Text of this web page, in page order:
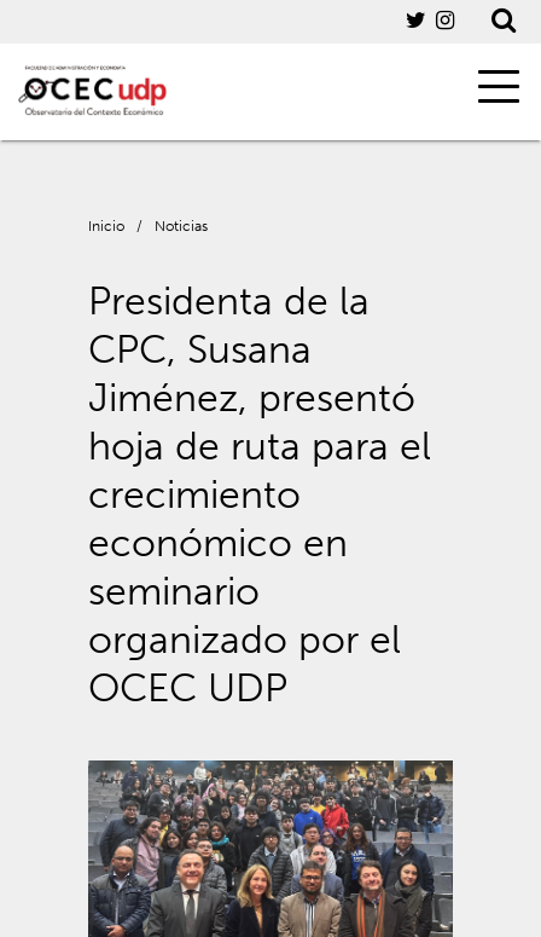
Inicio / Noticias
Presidenta de la
CPC, Susana
Jiménez, presentó
hoja de ruta para el
crecimiento
económico en
seminario
organizado por el
OCEC UDP